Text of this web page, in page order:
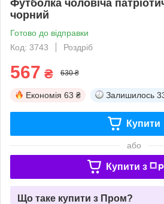
Футболка чоловіча
чорний
Готово до відправки
Код: 3743
Роздріб
567 ₴ 630 ₴
Економія 63 ₴ Залишилось
Купити
або
Купити з
Що таке купити з Пром?